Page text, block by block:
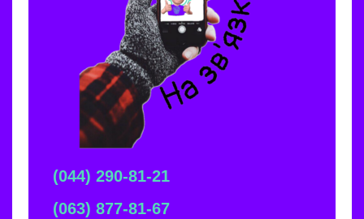
(044) 290-81-21
(063) 877-81-67